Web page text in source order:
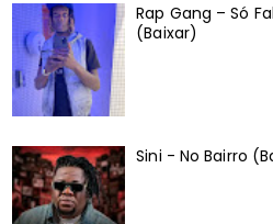
Rap Gang – Só
(Baixar)
Sini - No Bairro